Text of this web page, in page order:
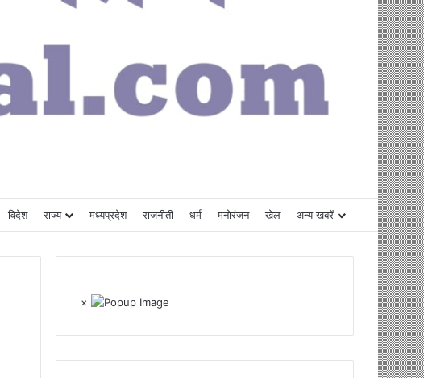
विदेश राज्य मध्यप्रदेश राजनीती धर्म मनोरंजन खेल अन्य खबरें
×